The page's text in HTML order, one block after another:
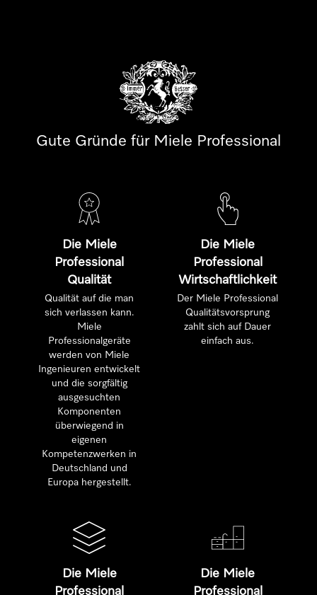
Gute Gründe für Miele Professional
Die Miele
Professional
Qualität
Qualität auf die man
sich verlassen kann.
Miele
Professionalgeräte
werden von Miele
Ingenieuren entwickelt
und die sorgfältig
ausgesuchten
Komponenten
überwiegend in
eigenen
Kompetenzwerken in
Deutschland und
Europa hergestellt.
Die Miele
Professional
Wirtschaftlichkeit
Der Miele Professional
Qualitätsvorsprung
zahlt sich auf Dauer
einfach aus.
Die Miele
Professional
Die Miele
Professional